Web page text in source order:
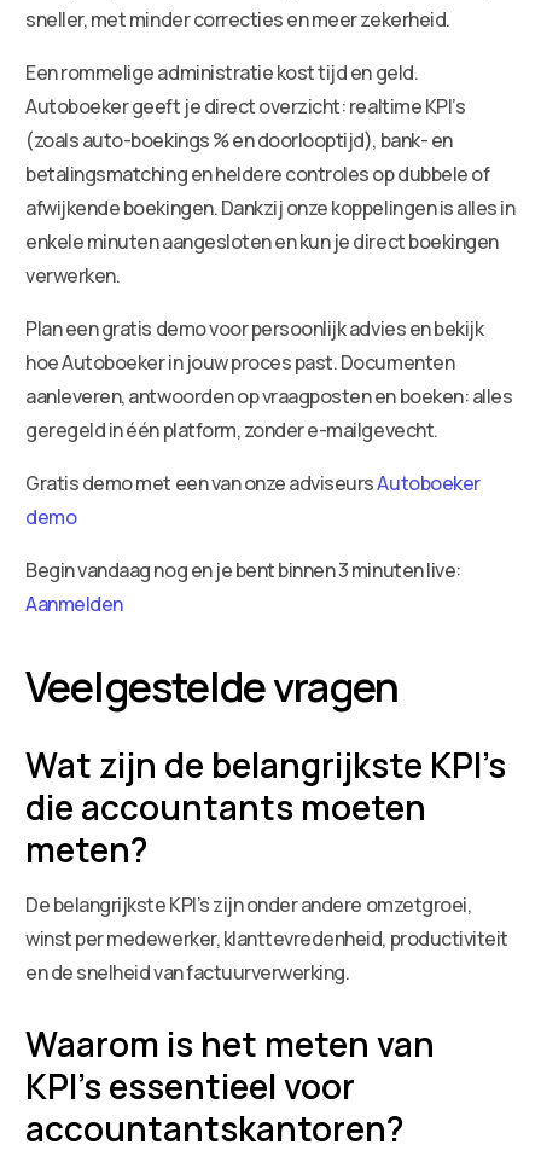
sneller, met minder correcties en meer zekerheid.
Een rommelige administratie kost tijd en geld.
Autoboeker geeft je direct overzicht: realtime KPI’s
(zoals auto-boekings % en doorlooptijd), bank- en
betalingsmatching en heldere controles op dubbele of
afwijkende boekingen. Dankzij onze koppelingen is alles in
enkele minuten aangesloten en kun je direct boekingen
verwerken.
Plan een gratis demo voor persoonlijk advies en bekijk
hoe Autoboeker in jouw proces past. Documenten
aanleveren, antwoorden op vraagposten en boeken: alles
geregeld in één platform, zonder e-mailgevecht.
Gratis demo met een van onze adviseursAutoboeker
demo
Begin vandaag nog en je bent binnen 3 minuten live:
Aanmelden
Veelgestelde vragen
Wat zijn de belangrijkste KPI’s
die accountants moeten
meten?
De belangrijkste KPI’s zijn onder andere omzetgroei,
winst per medewerker, klanttevredenheid, productiviteit
en de snelheid van factuurverwerking.
Waarom is het meten van
KPI’s essentieel voor
accountantskantoren?